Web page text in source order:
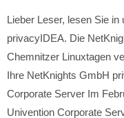
Lieber Leser, lesen Sie
privacyIDEA. Die
Chemnitzer Linuxtagen
Ihre NetKnights GmbH
Corporate Server Im
Univention Corporate